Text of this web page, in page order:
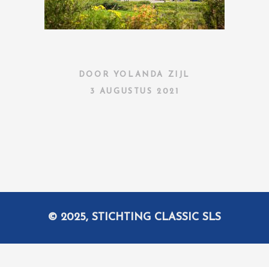
DOOR YOLANDA ZIJL
3 AUGUSTUS 2021
© 2025, STICHTING CLASSIC SLS